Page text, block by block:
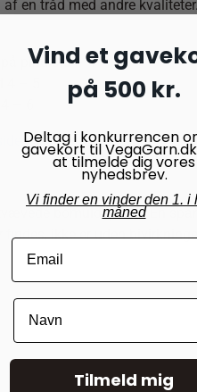
en tråd med andre
pind 3,5 – 4
– 5
– 6
bomuldsposer. En
findes, ikke er uden
Vind et
på 500 kr.
Deltag i konkurrencen
gavekort til
at tilmelde dig vores
nyhedsbrev.
Vi finder en vinder den 1. i
måned
Tilmeld mig